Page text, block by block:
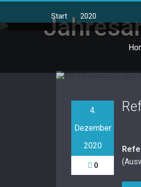
Skip
content
Start / 2020
4.
Dezember
2020
0